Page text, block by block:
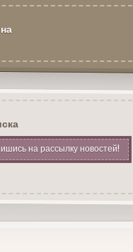
на рассылку новостей!